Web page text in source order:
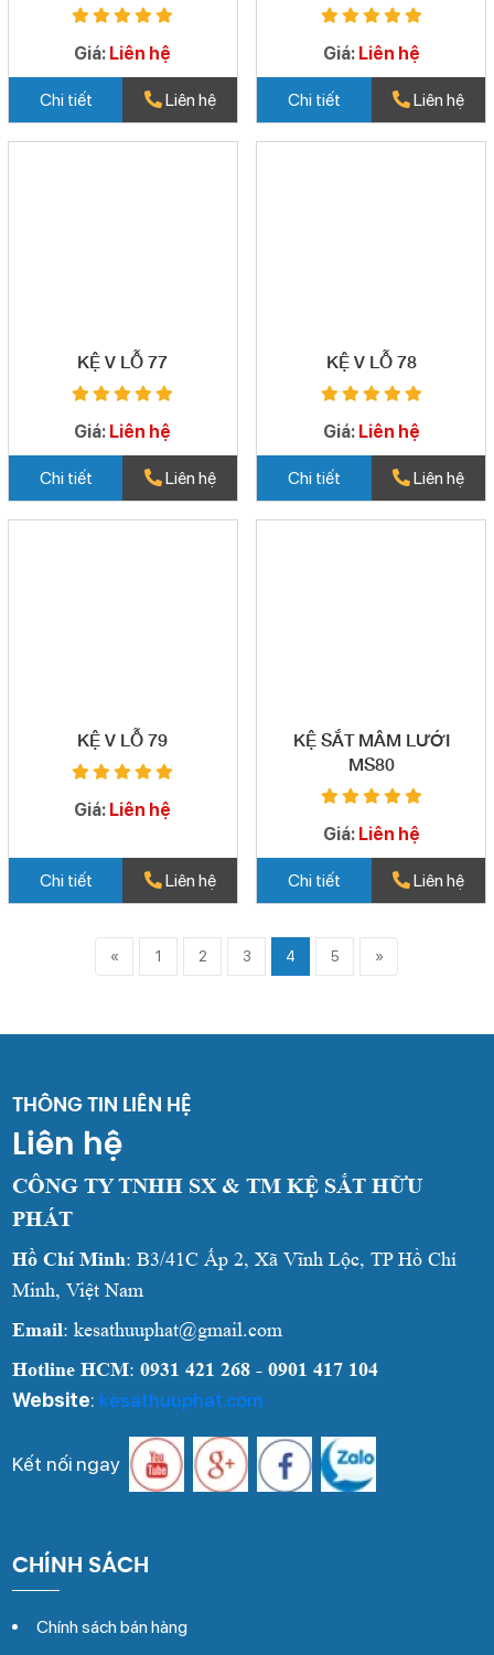
Giá: Liên hệ
Chi tiết Liên hệ
Giá: Liên hệ
Chi tiết Liên hệ
KỆ V LỖ 77
Giá: Liên hệ
Chi tiết Liên hệ
KỆ V LỖ 78
Giá: Liên hệ
Chi tiết Liên hệ
KỆ V LỖ 79
Giá: Liên hệ
Chi tiết Liên hệ
KỆ SẮT MÂM LƯỚI
MS80
Giá: Liên hệ
Chi tiết Liên hệ
« 1 2 3 4 5 »
THÔNG TIN LIÊN HỆ
Liên hệ
CÔNG TY TNHH SX & TM KỆ SẮT HỮU
PHÁT
Hồ Chí Minh: B3/41C Ấp 2, Xã Vĩnh Lộc, TP Hồ Chí
Minh, Việt Nam
Email: kesathuuphat@gmail.com
Hotline HCM:0931 421 268 - 0901 417 104
Website: kesathuuphat.com
Kết nối ngay
CHÍNH SÁCH
Chính sách bán hàng